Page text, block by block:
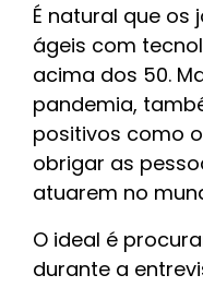
É natural que os
ágeis com
acima dos 50.
pandemia,
positivos como
obrigar as
atuarem no
O ideal é
durante a